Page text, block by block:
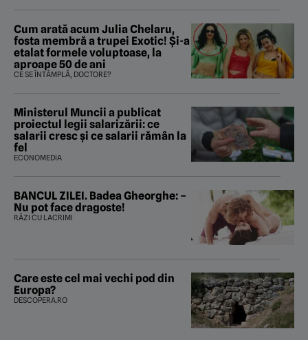
Cum arată acum Julia Chelaru,
fosta membră a trupei Exotic! Și-a
etalat formele voluptoase, la
aproape 50 de ani
CE SE ÎNTÂMPLĂ, DOCTORE?
Ministerul Muncii a publicat
proiectul legii salarizării: ce
salarii cresc și ce salarii rămân la
fel
ECONOMEDIA
BANCUL ZILEI. Badea Gheorghe: –
Nu pot face dragoste!
RÂZI CU LACRIMI
Care este cel mai vechi pod din
Europa?
DESCOPERA.RO